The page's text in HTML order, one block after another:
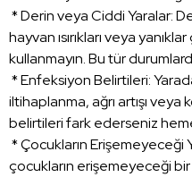
* Derin veya Ciddi Yaralar:
hayvan ısırıkları veya
kullanmayın. Bu tür
* Enfeksiyon Belirtileri: Yarada
iltihaplanma, ağrı artışı
belirtileri fark ederseniz
* Çocukların Erişemeyeceği
çocukların erişemeyeceği bir